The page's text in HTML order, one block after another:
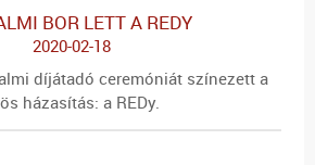
BOR LETT A REDY
2020-02-18
díjátadó ceremóniát színezett a
házasítás: a REDy.